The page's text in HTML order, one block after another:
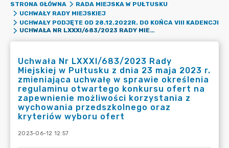
STRONA GŁÓWNA
RADA MIEJSKA W PUŁTUSKU
UCHWAŁY RADY MIEJSKIEJ
UCHWAŁY PODJĘTE OD 28.12.2022R. DO KOŃCA VIII KADENCJI
UCHWAŁA NR LXXXI/683/2023 RADY MIEJSKIEJ W PUŁTUSKU Z DNIA 23 MAJA 2023 R. ZMIENIAJĄCA UCHWAŁĘ W SPRAWIE OKREŚLENIA REGULAMINU OTWARTEGO KONKURSU OFERT NA ZAPEWNIENIE MOŻLIWOŚCI KORZYSTANIA Z WYCHOWANIA PRZEDSZKOLNEGO ORAZ KRYTERIÓW WYBORU OFERT
Uchwała Nr LXXXI/683/2023 Rady
Miejskiej w Pułtusku z dnia 23 maja 2023 r.
zmieniająca uchwałę w sprawie określenia
regulaminu otwartego konkursu ofert na
zapewnienie możliwości korzystania z
wychowania przedszkolnego oraz
kryteriów wyboru ofert
2023-06-12 12:57